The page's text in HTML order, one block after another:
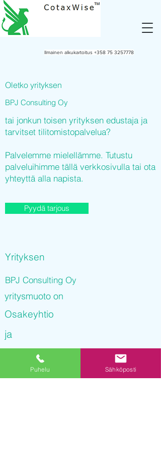
Ilmainen alkukartoitus +358 75 3257778
Oletko yrityksen
BPJ Consulting Oy
tai jonkun toisen yrityksen edustaja ja
tarvitset tilitomistopalvelua?
Palvelemme mielellämme. Tutustu
palveluihimme tällä verkkosivulla tai ota
yhteyttä alla napista.
Pyydä tarjous
Yrityksen
BPJ Consulting Oy
yritysmuoto on
Osakeyhtio
ja
BPJ Consulting Oy
on rekisteröity kaupparekisteriin
Puhelu Sähköposti